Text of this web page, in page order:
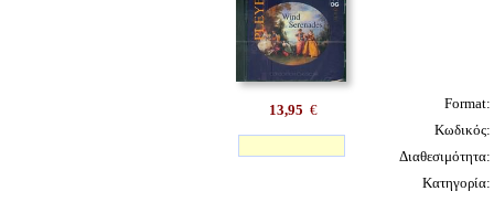
13,95 € Format:
Κωδικός:
Διαθεσιμότητα:
Κατηγορία: